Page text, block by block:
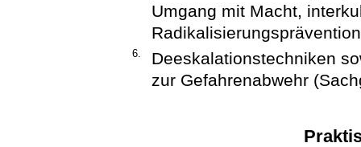
Umgang mit Macht,
6.
Deeskalationstechniken
zur Gefahrenabwehr